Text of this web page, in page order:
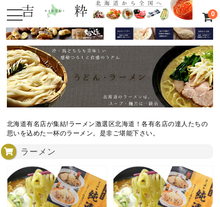
0
北海道有名店が集結!ラーメン激選区北海道！各有名店の達人たちの
思いを込めた一杯のラーメン。是非ご堪能下さい。
ラーメン